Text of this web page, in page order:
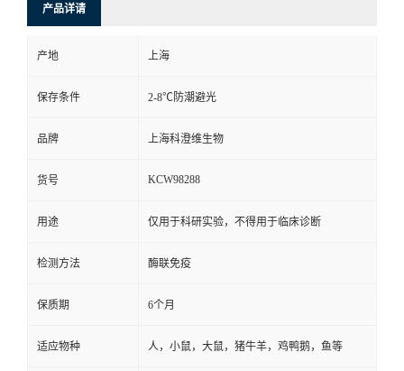
产品详请
产地 上海
保存条件 2-8℃防潮避光
品牌 上海科澄维生物
货号 KCW98288
用途 仅用于科研实验，不得用于临床诊断
检测方法 酶联免疫
保质期 6个月
适应物种 人，小鼠，大鼠，猪牛羊，鸡鸭鹅，鱼等